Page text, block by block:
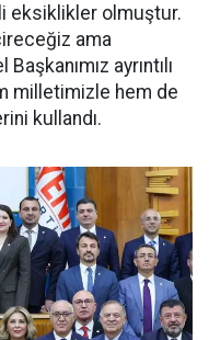
eksiklikler olmuştur.
ama
ayrıntılı
milletimizle hem de
kullandı.